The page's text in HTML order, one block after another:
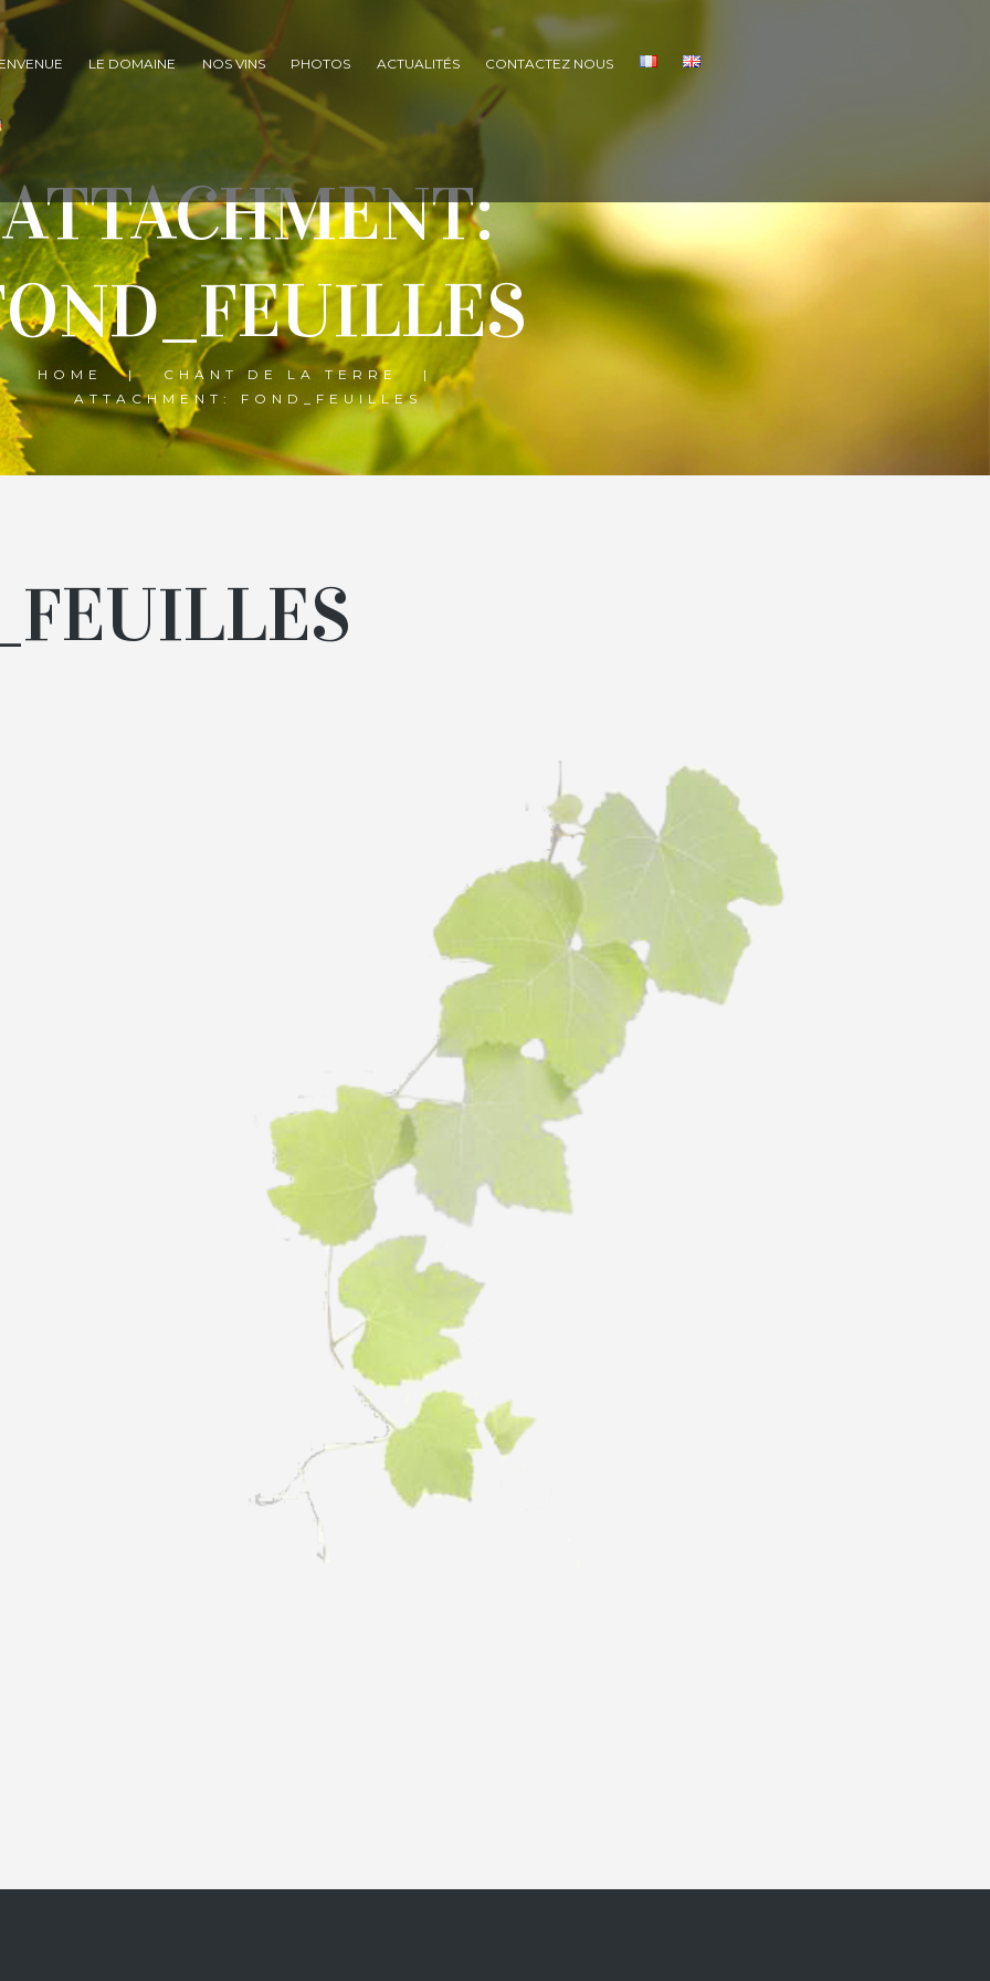
LE DOMAINE NOS VINS PHOTOS ACTUALITÉS CONTACTEZ NOUS
ATTACHMENT:
HOME
CHANT DE LA TERRE
ATTACHMENT: FOND_FEUILLES